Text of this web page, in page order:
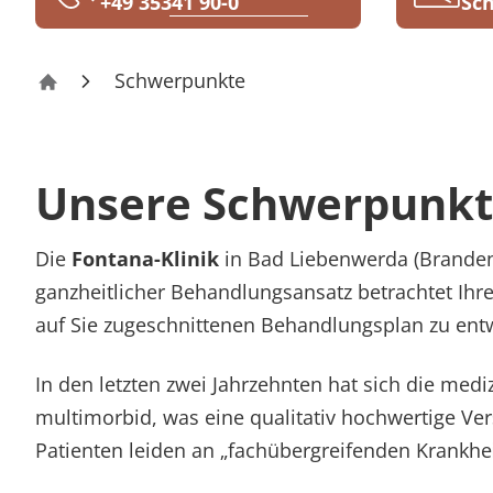
Rheumatologie
Fontana-Klinik Bad Liebenwerda
Schwerpunkte
Unsere
Die Fontana-Klinik in Bad Liebenwerda
ganzheitlicher Behandlungsansatz betrachtet
auf Sie zugeschnittenen Behandlungsplan zu
In den letzten zwei Jahrzehnten hat sich die
multimorbid, was eine qualitativ hochwertige
Patienten leiden an „fachübergreifenden